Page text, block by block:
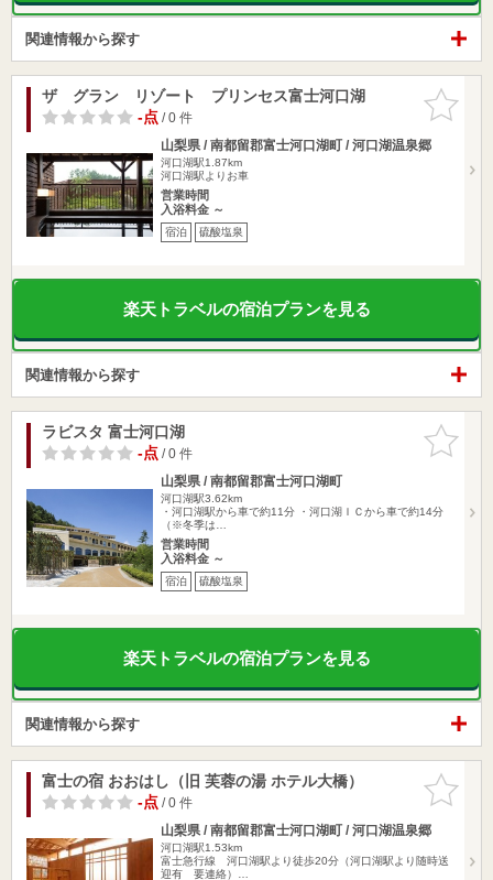
関連情報から探す
お気に入
りに追加
ザ グラン リゾート プリンセス富士河口湖
-点/ 0 件
山梨県 / 南都留郡富士河口湖町 / 河口湖温泉郷
河口湖駅1.87km
河口湖駅よりお車
営業時間
入浴料金 ～
宿泊 硫酸塩泉
楽天トラベルの宿泊プランを見る
関連情報から探す
お気に入
りに追加
ラビスタ 富士河口湖
-点/ 0 件
山梨県 / 南都留郡富士河口湖町
河口湖駅3.62km
・河口湖駅から車で約11分 ・河口湖ＩＣから車で約14分
（※冬季は…
営業時間
入浴料金 ～
宿泊 硫酸塩泉
楽天トラベルの宿泊プランを見る
関連情報から探す
お気に入
りに追加
富士の宿 おおはし（旧 芙蓉の湯 ホテル大橋）
-点/ 0 件
山梨県 / 南都留郡富士河口湖町 / 河口湖温泉郷
河口湖駅1.53km
富士急行線 河口湖駅より徒歩20分（河口湖駅より随時送
迎有 要連絡）…